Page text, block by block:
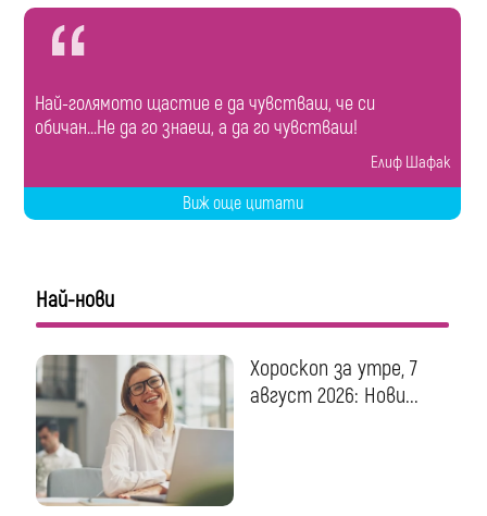
Най-голямото щастие е да чувстваш, че си
обичан...Не да го знаеш, а да го чувстваш!
Eлиф Шафак
Виж още цитати
Най-нови
Хороскоп за утре, 7
август 2026: Нови...